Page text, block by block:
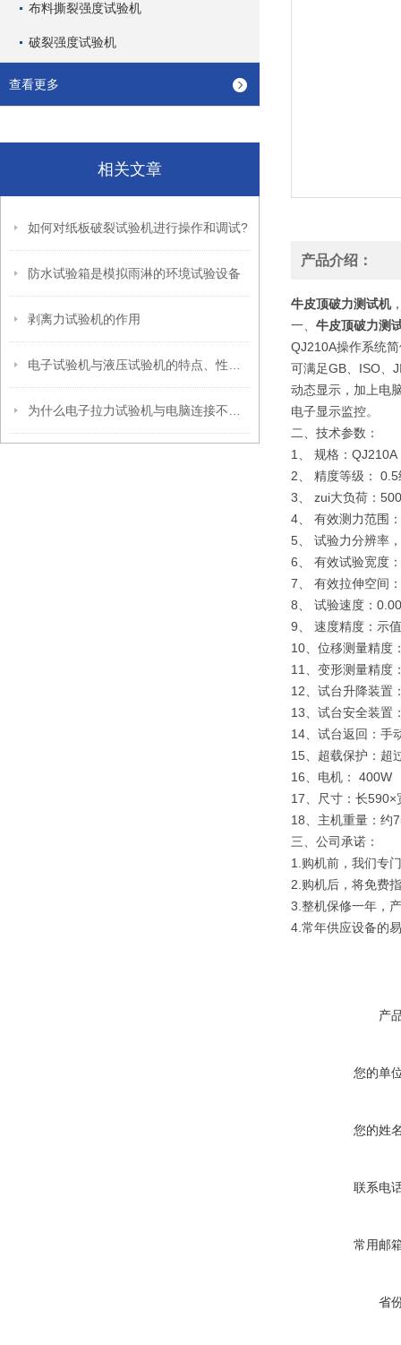
布料撕裂强度试验机
破裂强度试验机
查看更多
相关文章
如何对纸板破裂试验机进行操作和调试?
防水试验箱是模拟雨淋的环境试验设备
剥离力试验机的作用
产品介绍：
牛皮顶破力测试机
一、 牛皮顶破力测
QJ210A操作系统
可满足GB、ISO、
动态显示，加上电
电子显示监控。
二、 技术参数：
1、 规格：QJ210A
2、 精度等级： 0.5
3、 zui大负荷：
4、 有效测力范围
5、 试验力分辨率
6、 有效试验宽度
7、 有效拉伸空间
8、 试验速度：
9、 速度精度：示
10、位移测量精度
11、变形测量精度
12、试台升降装置
13、试台安全装置
14、试台返回：手
15、超载保护：超
16、电机： 400W
17、尺寸：长
18、主机重量：约
三、 公司承诺：
1.购机前，我们专
2.购机后，将免费
3.整机保修一年，
4.常年供应设备的
产
您的单
您的姓
联系电
常用邮
省